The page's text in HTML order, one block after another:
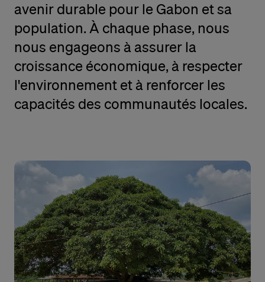
avenir durable pour le Gabon et sa
population. À chaque phase, nous
nous engageons à assurer la
croissance économique, à respecter
l'environnement et à renforcer les
capacités des communautés locales.